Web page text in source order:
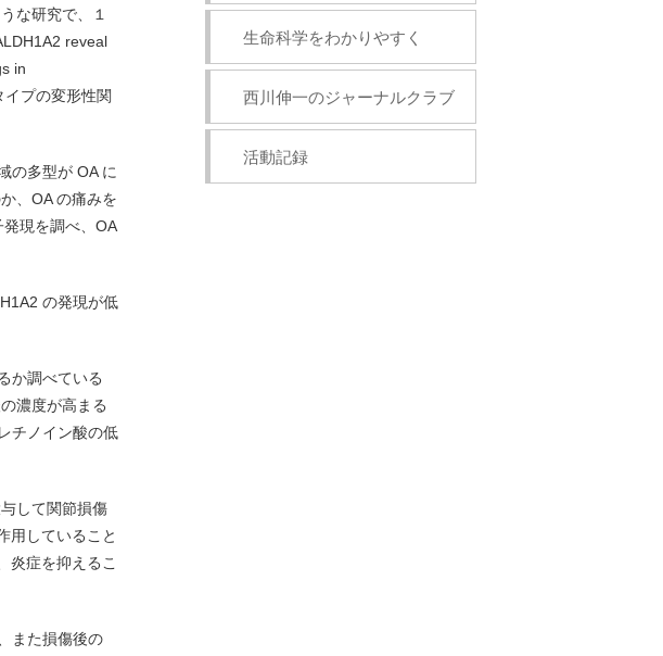
な研究で、１
reveal
in
プの変形性関
の多型が OA に
、OA の痛みを
現を調べ、OA
の発現が低
か調べている
濃度が高まる
チノイン酸の低
して関節損傷
用していること
炎症を抑えるこ
また損傷後の
生命科学をわかりやすく
西川伸一のジャーナルクラブ
活動記録